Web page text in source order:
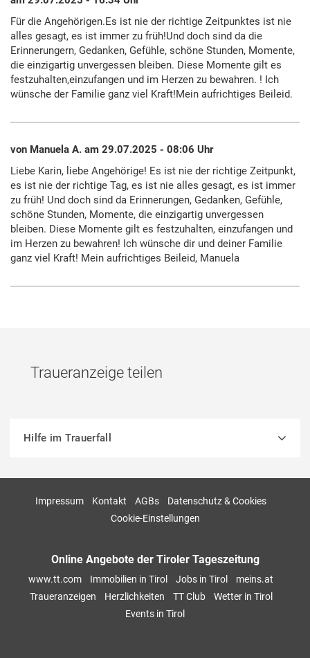
Für die Angehörigen.Es ist nie der richtige Zeitpunktes ist nie
alles gesagt, es ist immer zu früh!Und doch sind da die
Erinnerungern, Gedanken, Gefühle, schöne Stunden, Momente,
die einzigartig unvergessen bleiben. Diese Momente gilt es
festzuhalten,einzufangen und im Herzen zu bewahren. ! Ich
wünsche der Familie ganz viel Kraft!Mein aufrichtiges Beileid.
von Manuela A. am 29.07.2025 - 08:06 Uhr
Liebe Karin, liebe Angehörige! Es ist nie der richtige Zeitpunkt,
es ist nie der richtige Tag, es ist nie alles gesagt, es ist immer
zu früh! Und doch sind da Erinnerungen, Gedanken, Gefühle,
schöne Stunden, Momente, die einzigartig unvergessen
bleiben. Diese Momente gilt es festzuhalten, einzufangen und
im Herzen zu bewahren! Ich wünsche dir und deiner Familie
ganz viel Kraft! Mein aufrichtiges Beileid, Manuela
Traueranzeige teilen
Hilfe im Trauerfall
Impressum Kontakt AGBs
Datenschutz & Cookies
Cookie-Einstellungen
Online Angebote der Tiroler Tageszeitung
www.tt.com Immobilien in Tirol Jobs in Tirol
meins.at
Traueranzeigen
Herzlichkeiten TT Club
Wetter in Tirol
Events in Tirol